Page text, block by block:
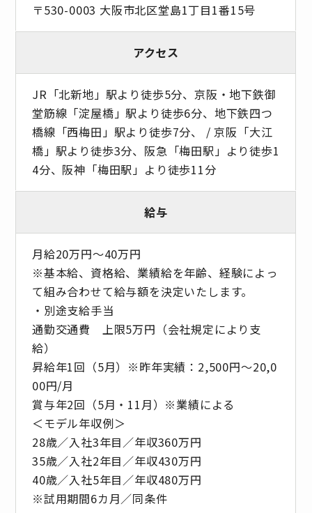
〒530-0003 大阪市北区堂島1丁目1番15号
アクセス
JR「北新地」駅より徒歩5分、京阪・地下鉄御
堂筋線「淀屋橋」駅より徒歩6分、地下鉄四つ
橋線「西梅田」駅より徒歩7分、 / 京阪「大江
橋」駅より徒歩3分、阪急「梅田駅」より徒歩1
4分、阪神「梅田駅」より徒歩11分
給与
月給20万円～40万円
※基本給、資格給、業績給を年齢、経験によっ
て組み合わせて給与額を決定いたします。
・別途支給手当
通勤交通費 上限5万円（会社規定により支
給）
昇給年1回（5月）※昨年実績：2,500円～20,0
00円/月
賞与年2回（5月・11月）※業績による
＜モデル年収例＞
28歳／入社3年目／年収360万円
35歳／入社2年目／年収430万円
40歳／入社5年目／年収480万円
※試用期間6カ月／同条件